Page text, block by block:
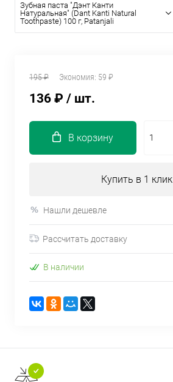
Зубная паста "Дэнт Канти
Hатуральная" (Dant Kanti Natural
Toothpaste) 100 г, Patanjali
195 ₽ Экономия: 59 ₽
136 ₽ / шт.
В корзину
Купить в 1 клик
Нашли дешевле
Рассчитать доставку
В наличии